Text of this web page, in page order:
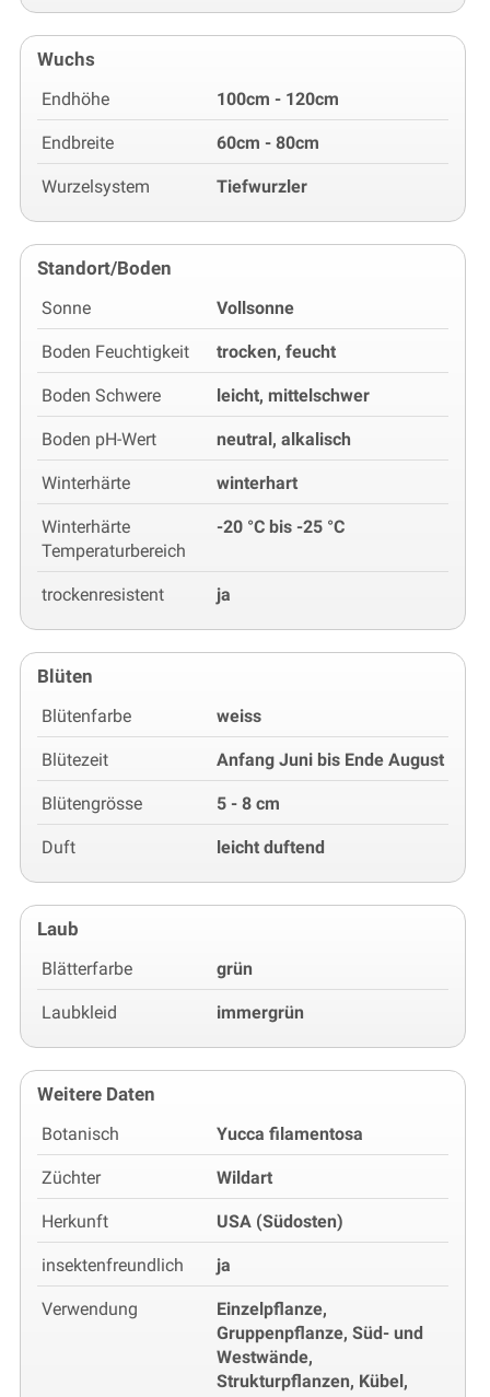
Wuchs
Endhöhe 100cm - 120cm
Endbreite 60cm - 80cm
Wurzelsystem Tiefwurzler
Standort/Boden
Sonne Vollsonne
Boden Feuchtigkeit trocken, feucht
Boden Schwere leicht, mittelschwer
Boden pH-Wert neutral, alkalisch
Winterhärte winterhart
Winterhärte
Temperaturbereich
-20 °C bis -25 °C
trockenresistent ja
Blüten
Blütenfarbe weiss
Blütezeit Anfang Juni bis Ende August
Blütengrösse 5 - 8 cm
Duft leicht duftend
Laub
Blätterfarbe grün
Laubkleid immergrün
Weitere Daten
Botanisch Yucca filamentosa
Züchter Wildart
Herkunft USA (Südosten)
insektenfreundlich ja
Verwendung
Einzelpflanze,
Gruppenpflanze, Süd- und
Westwände,
Strukturpflanzen, Kübel,